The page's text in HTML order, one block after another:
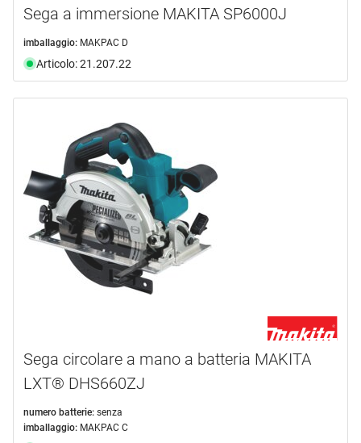
Sega a immersione MAKITA SP6000J
imballaggio: MAKPAC D
Articolo: 21.207.22
Sega circolare a mano a batteria MAKITA
LXT® DHS660ZJ
numero batterie: senza
imballaggio: MAKPAC C